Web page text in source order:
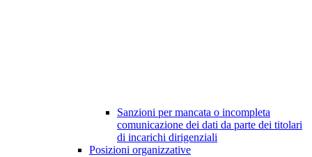
Sanzioni per mancata o incompleta
comunicazione dei dati da parte dei titolari
di incarichi dirigenziali
Posizioni organizzative